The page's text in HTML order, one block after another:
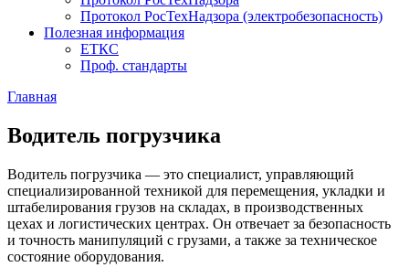
Протокол РосТехНадзора (электробезопасность)
Полезная информация
ЕТКС
Проф. стандарты
Главная
Во­дитель пог­рузчи­ка
Водитель погрузчика — это специалист, управляющий
специализированной техникой для перемещения, укладки и
штабелирования грузов на складах, в производственных
цехах и логистических центрах. Он отвечает за безопасность
и точность манипуляций с грузами, а также за техническое
состояние оборудования.